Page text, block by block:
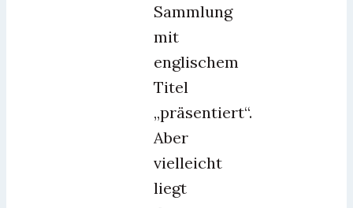
Sammlung
mit
englischem
Titel
„präsentiert“.
Aber
vielleicht
liegt